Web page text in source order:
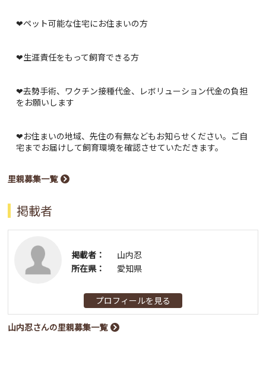
❤ペット可能な住宅にお住まいの方
❤生涯責任をもって飼育できる方
❤去勢手術、ワクチン接種代金、レボリューション代金の負担
をお願いします
❤お住まいの地域、先住の有無などもお知らせください。ご自
宅までお届けして飼育環境を確認させていただきます。
里親募集一覧
掲載者
掲載者：
山内忍
所在県：
愛知県
プロフィールを見る
山内忍さんの里親募集一覧